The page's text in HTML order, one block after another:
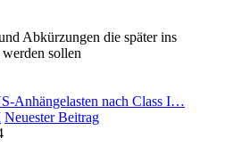
Abkürzungen die später ins
sollen
Anhängelasten nach Class I…
Neuester Beitrag